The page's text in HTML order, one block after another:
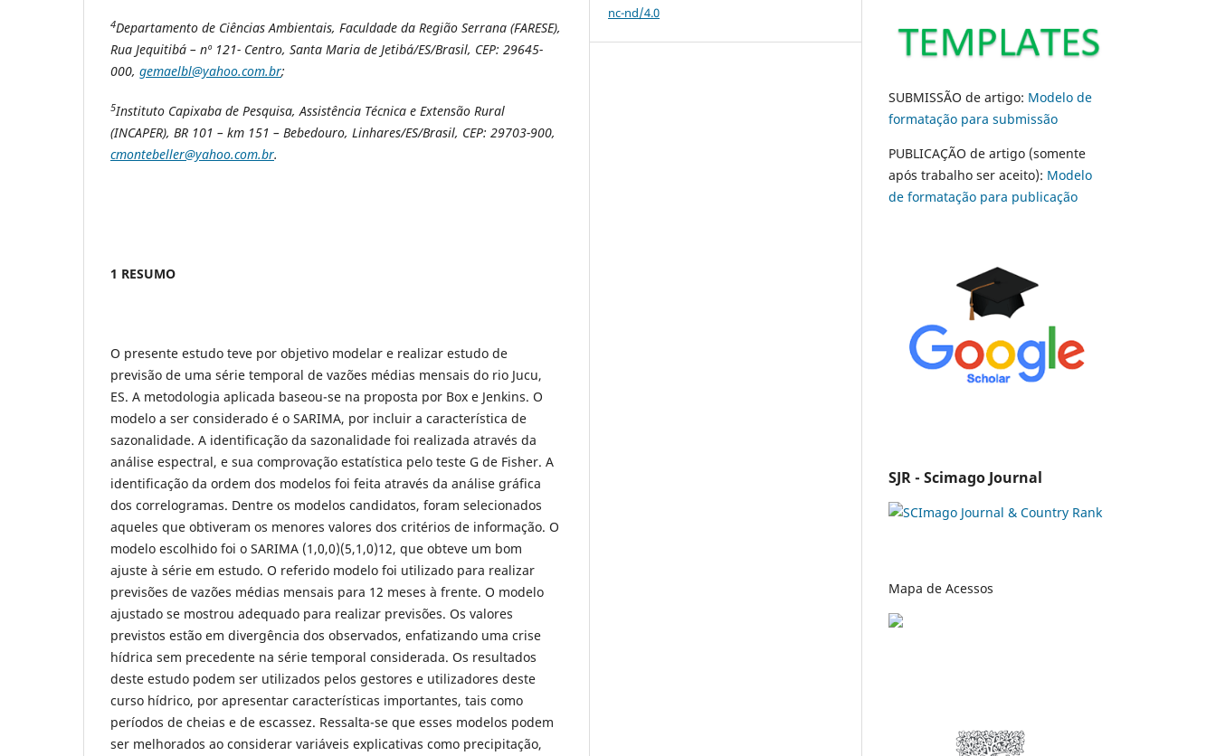
4Departamento de Ciências Ambientais, Faculdade da Região Serrana (FARESE),
Rua Jequitibá – nº 121- Centro, Santa Maria de Jetibá/ES/Brasil, CEP: 29645-
000, gemaelbl@yahoo.com.br;
5Instituto Capixaba de Pesquisa, Assistência Técnica e Extensão Rural
(INCAPER), BR 101 – km 151 – Bebedouro, Linhares/ES/Brasil, CEP: 29703-900,
cmontebeller@yahoo.com.br.
1 RESUMO
O presente estudo teve por objetivo modelar e realizar estudo de
previsão de uma série temporal de vazões médias mensais do rio Jucu,
ES. A metodologia aplicada baseou-se na proposta por Box e Jenkins. O
modelo a ser considerado é o SARIMA, por incluir a característica de
sazonalidade. A identificação da sazonalidade foi realizada através da
análise espectral, e sua comprovação estatística pelo teste G de Fisher. A
identificação da ordem dos modelos foi feita através da análise gráfica
dos correlogramas. Dentre os modelos candidatos, foram selecionados
aqueles que obtiveram os menores valores dos critérios de informação. O
modelo escolhido foi o SARIMA (1,0,0)(5,1,0)12, que obteve um bom
ajuste à série em estudo. O referido modelo foi utilizado para realizar
previsões de vazões médias mensais para 12 meses à frente. O modelo
ajustado se mostrou adequado para realizar previsões. Os valores
previstos estão em divergência dos observados, enfatizando uma crise
hídrica sem precedente na série temporal considerada. Os resultados
deste estudo podem ser utilizados pelos gestores e utilizadores deste
curso hídrico, por apresentar características importantes, tais como
períodos de cheias e de escassez. Ressalta-se que esses modelos podem
ser melhorados ao considerar variáveis explicativas como precipitação,
nc-nd/4.0
SUBMISSÃO de artigo: Modelo de
formatação para submissão
PUBLICAÇÃO de artigo (somente
após trabalho ser aceito): Modelo
de formatação para publicação
SJR - Scimago Journal
Mapa de Acessos